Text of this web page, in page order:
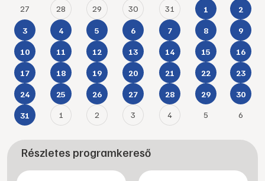
27 28 29 30 31 1 2
3 4 5 6 7 8 9
10 11 12 13 14 15 16
17 18 19 20 21 22 23
24 25 26 27 28 29 30
31 1 2 3 4 5 6
Részletes programkereső